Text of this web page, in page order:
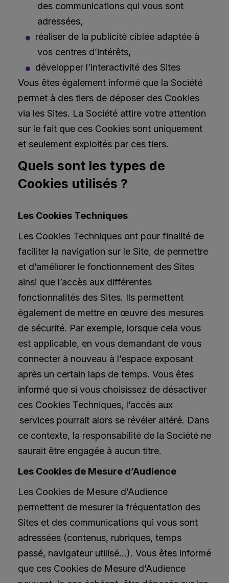
des communications qui vous sont
adressées,
réaliser de la publicité ciblée adaptée à
vos centres d’intérêts,
développer l’interactivité des Sites
Vous êtes également informé que la Société
permet à des tiers de déposer des Cookies
via les Sites. La Société attire votre attention
sur le fait que ces Cookies sont uniquement
et seulement exploités par ces tiers.
Quels sont les types de
Cookies utilisés ?
Les Cookies Techniques
Les Cookies Techniques ont pour finalité de
faciliter la navigation sur le Site, de permettre
et d’améliorer le fonctionnement des Sites
ainsi que l’accès aux différentes
fonctionnalités des Sites. Ils permettent
également de mettre en œuvre des mesures
de sécurité. Par exemple, lorsque cela vous
est applicable, en vous demandant de vous
connecter à nouveau à l’espace exposant
après un certain laps de temps. Vous êtes
informé que si vous choisissez de désactiver
ces Cookies Techniques, l’accès aux
services pourrait alors se révéler altéré. Dans
ce contexte, la responsabilité de la Société ne
saurait être engagée à aucun titre.
Les Cookies de Mesure d’Audience
Les Cookies de Mesure d’Audience
permettent de mesurer la fréquentation des
Sites et des communications qui vous sont
adressées (contenus, rubriques, temps
passé, navigateur utilisé…). Vous êtes informé
que ces Cookies de Mesure d’Audience